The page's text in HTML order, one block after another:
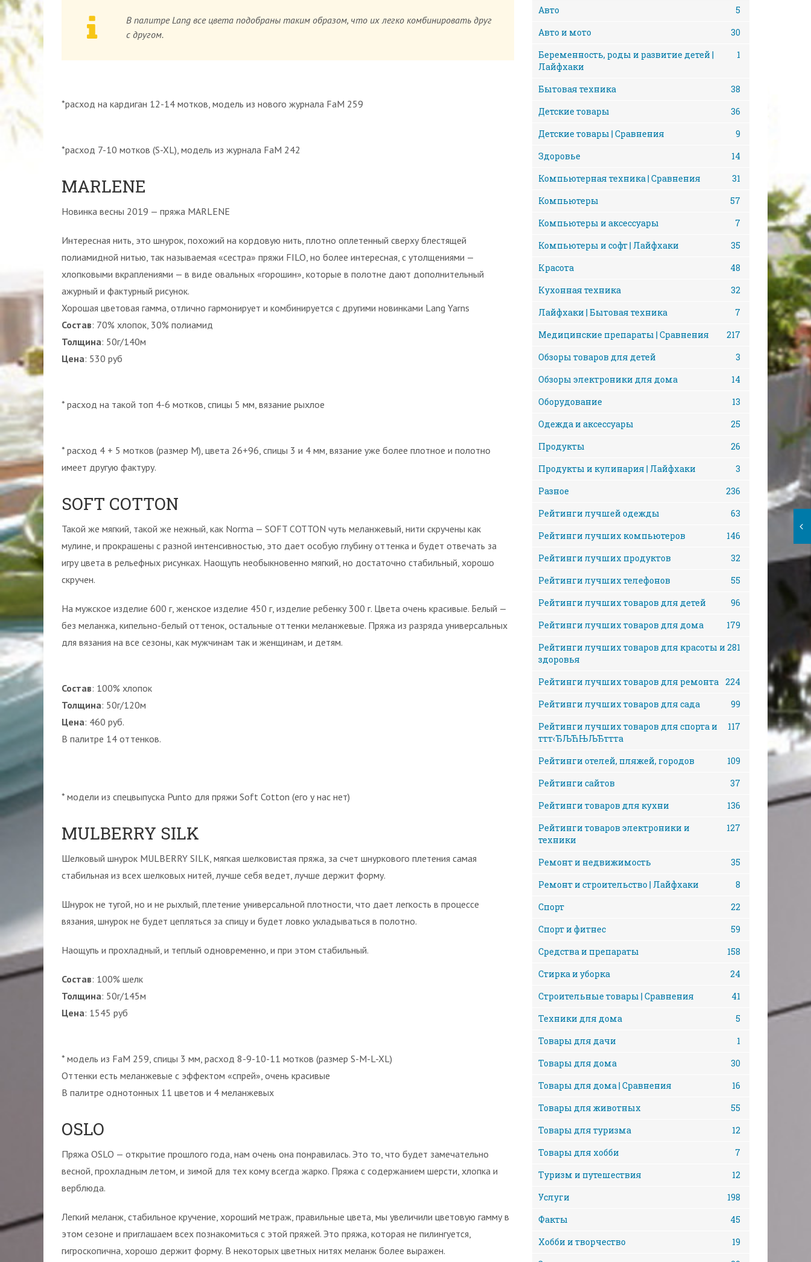
В палитре Lang все цвета подобраны таким образом, что их легко комбинировать друг
с другом.
*расход на кардиган 12-14 мотков, модель из нового журнала FaM 259
*расход 7-10 мотков (S-XL), модель из журнала FaM 242
MARLENE
Новинка весны 2019 — пряжа MARLENE
Интересная нить, это шнурок, похожий на кордовую нить, плотно оплетенный сверху блестящей
полиамидной нитью, так называемая «сестра» пряжи FILO, но более интересная, с утолщениями —
хлопковыми вкраплениями — в виде овальных «горошин», которые в полотне дают дополнительный
ажурный и фактурный рисунок.
Хорошая цветовая гамма, отлично гармонирует и комбинируется с другими новинками Lang Yarns
Состав: 70% хлопок, 30% полиамид
Толщина: 50г/140м
Цена: 530 руб
* расход на такой топ 4-6 мотков, спицы 5 мм, вязание рыхлое
* расход 4 + 5 мотков (размер М), цвета 26+96, спицы 3 и 4 мм, вязание уже более плотное и полотно
имеет другую фактуру.
SOFT COTTON
Такой же мягкий, такой же нежный, как Norma — SOFT COTTON чуть меланжевый, нити скручены как
мулине, и прокрашены с разной интенсивностью, это дает особую глубину оттенка и будет отвечать за
игру цвета в рельефных рисунках. Наощупь необыкновенно мягкий, но достаточно стабильный, хорошо
скручен.
На мужское изделие 600 г, женское изделие 450 г, изделие ребенку 300 г. Цвета очень красивые. Белый —
без меланжа, кипельно-белый оттенок, остальные оттенки меланжевые. Пряжа из разряда универсальных
для вязания на все сезоны, как мужчинам так и женщинам, и детям.
Состав: 100% хлопок
Толщина: 50г/120м
Цена: 460 руб.
В палитре 14 оттенков.
* модели из спецвыпуска Punto для пряжи Soft Cotton (его у нас нет)
MULBERRY SILK
Шелковый шнурок MULBERRY SILK, мягкая шелковистая пряжа, за счет шнуркового плетения самая
стабильная из всех шелковых нитей, лучше себя ведет, лучше держит форму.
Шнурок не тугой, но и не рыхлый, плетение универсальной плотности, что дает легкость в процессе
вязания, шнурок не будет цепляться за спицу и будет ловко укладываться в полотно.
Наощупь и прохладный, и теплый одновременно, и при этом стабильный.
Состав: 100% шелк
Толщина: 50г/145м
Цена: 1545 руб
* модель из FaM 259, спицы 3 мм, расход 8-9-10-11 мотков (размер S-M-L-XL)
Оттенки есть меланжевые с эффектом «спрей», очень красивые
В палитре однотонных 11 цветов и 4 меланжевых
OSLO
Пряжа OSLO — открытие прошлого года, нам очень она понравилась. Это то, что будет замечательно
весной, прохладным летом, и зимой для тех кому всегда жарко. Пряжа с содержанием шерсти, хлопка и
верблюда.
Легкий меланж, стабильное кручение, хороший метраж, правильные цвета, мы увеличили цветовую гамму в
этом сезоне и приглашаем всех познакомиться с этой пряжей. Это пряжа, которая не пилингуется,
гигроскопична, хорошо держит форму. В некоторых цветных нитях меланж более выражен.
Авто
5
Авто и мото
30
Беременность, роды и развитие детей |
Лайфхаки
1
Бытовая техника
38
Детские товары
36
Детские товары | Сравнения
9
Здоровье
14
Компьютерная техника | Сравнения
31
Компьютеры
57
Компьютеры и аксессуары
7
Компьютеры и софт | Лайфхаки
35
Красота
48
Кухонная техника
32
Лайфхаки | Бытовая техника
7
Медицинские препараты | Сравнения
217
Обзоры товаров для детей
3
Обзоры электроники для дома
14
Оборудование
13
Одежда и аксессуары
25
Продукты
26
Продукты и кулинария | Лайфхаки
3
Разное
236
Рейтинги лучшей одежды
63
Рейтинги лучших компьютеров
146
Рейтинги лучших продуктов
32
Рейтинги лучших телефонов
55
Рейтинги лучших товаров для детей
96
Рейтинги лучших товаров для дома
179
Рейтинги лучших товаров для красоты и
здоровья
281
Рейтинги лучших товаров для ремонта 224
Рейтинги лучших товаров для сада
99
Рейтинги лучших товаров для спорта и
ттт‹ЂЉЋЊЉЂттта
117
Рейтинги отелей, пляжей, городов
109
Рейтинги сайтов
37
Рейтинги товаров для кухни
136
Рейтинги товаров электроники и
техники
127
Ремонт и недвижимость
35
Ремонт и строительство | Лайфхаки
8
Спорт
22
Спорт и фитнес
59
Средства и препараты
158
Стирка и уборка
24
Строительные товары | Сравнения
41
Техники для дома
5
Товары для дачи
1
Товары для дома
30
Товары для дома | Сравнения
16
Товары для животных
55
Товары для туризма
12
Товары для хобби
7
Туризм и путешествия
12
Услуги
198
Факты
45
Хобби и творчество
19